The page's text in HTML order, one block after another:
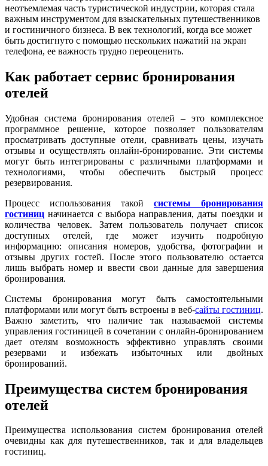
неотъемлемая часть туристической индустрии, которая стала
важным инструментом для взыскательных путешественников
и гостиничного бизнеса. В век технологий, когда все может
быть достигнуто с помощью нескольких нажатий на экран
телефона, ее важность трудно переоценить.
Как работает сервис бронирования
отелей
Удобная система бронирования отелей – это комплексное
программное решение, которое позволяет пользователям
просматривать доступные отели, сравнивать цены, изучать
отзывы и осуществлять онлайн-бронирование. Эти системы
могут быть интегрированы с различными платформами и
технологиями, чтобы обеспечить быстрый процесс
резервирования.
Процесс использования такой системы бронирования
гостиниц начинается с выбора направления, даты поездки и
количества человек. Затем пользователь получает список
доступных отелей, где может изучить подробную
информацию: описания номеров, удобства, фотографии и
отзывы других гостей. После этого пользователю остается
лишь выбрать номер и ввести свои данные для завершения
бронирования.
Системы бронирования могут быть самостоятельными
платформами или могут быть встроены в веб-сайты гостиниц.
Важно заметить, что наличие так называемой системы
управления гостиницей в сочетании с онлайн-бронированием
дает отелям возможность эффективно управлять своими
резервами и избежать избыточных или двойных
бронирований.
Преимущества систем бронирования
отелей
Преимущества использования систем бронирования отелей
очевидны как для путешественников, так и для владельцев
гостиниц.